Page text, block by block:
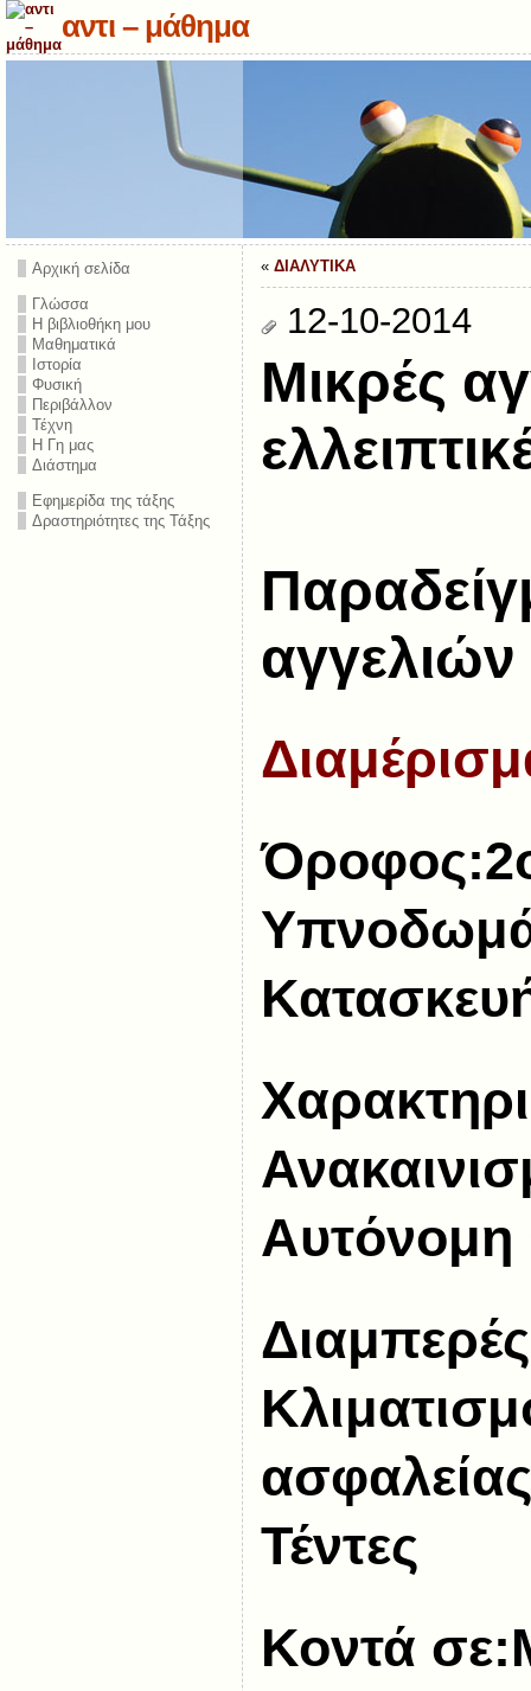
αντι – μάθημα
Αρχική σελίδα
Γλώσσα
Η βιβλιοθήκη μου
Μαθηματικά
Ιστορία
Φυσική
Περιβάλλον
Τέχνη
Η Γη μας
Διάστημα
Εφημερίδα της τάξης
Δραστηριότητες της Τάξης
« ΔΙΑΛΥΤΙΚΑ
12-10-2014
Mικρές
αγγελιών
Αυτόνομη
Τέντες
Κοντά